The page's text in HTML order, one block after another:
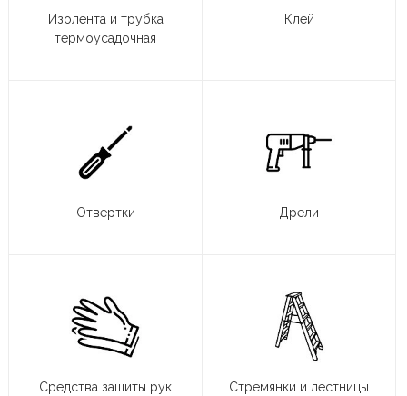
Изолента и трубка
термоусадочная
Клей
Отвертки Дрели
Средства защиты рук Стремянки и лестницы